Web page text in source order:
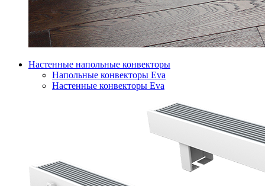
Настенные напольные конвекторы
Напольные конвекторы Eva
Настенные конвекторы Eva